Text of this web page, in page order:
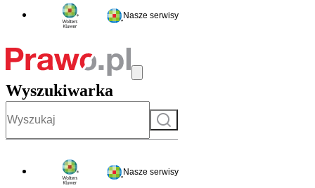
Nasze serwisy
Wyszukiwarka
Szukaj
Nasze serwisy